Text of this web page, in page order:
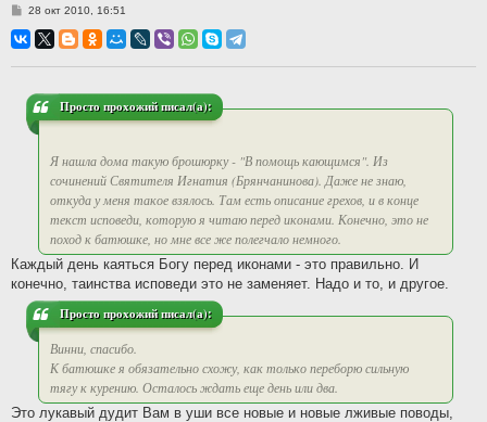
Сообщение
28 окт 2010, 16:51
Просто прохожий писал(а):
Я нашла дома такую брошюрку - "В помощь кающимся". Из
сочинений Святителя Игнатия (Брянчанинова). Даже не знаю,
откуда у меня такое взялось. Там есть описание грехов, и в конце
текст исповеди, которую я читаю перед иконами. Конечно, это не
поход к батюшке, но мне все же полегчало немного.
Каждый день каяться Богу перед иконами - это правильно. И
конечно, таинства исповеди это не заменяет. Надо и то, и другое.
Просто прохожий писал(а):
Винни, спасибо.
К батюшке я обязательно схожу, как только переборю сильную
тягу к курению. Осталось ждать еще день или два.
Это лукавый дудит Вам в уши все новые и новые лживые поводы,